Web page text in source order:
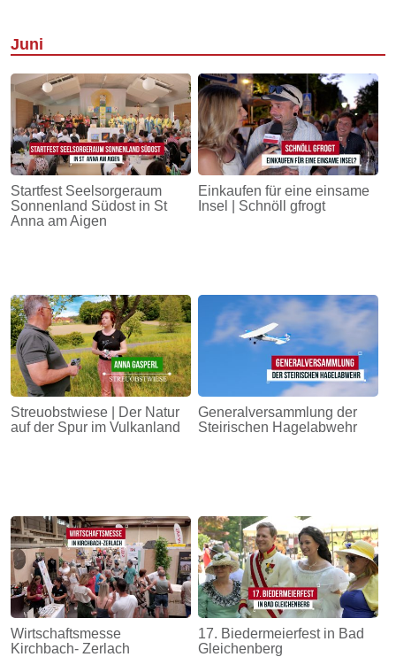
Juni
Startfest Seelsorgeraum
Sonnenland Südost in St
Anna am Aigen
Einkaufen für eine einsame
Insel | Schnöll gfrogt
Streuobstwiese | Der Natur
auf der Spur im Vulkanland
Generalversammlung der
Steirischen Hagelabwehr
Wirtschaftsmesse
Kirchbach- Zerlach
17. Biedermeierfest in Bad
Gleichenberg